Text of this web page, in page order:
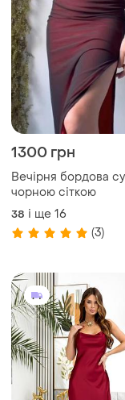
1300 грн
Вечірня бордова
чорною сіткою
38 і ще 16
(3)